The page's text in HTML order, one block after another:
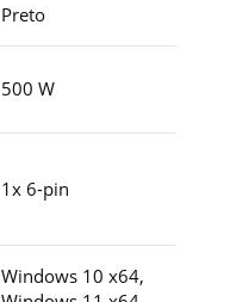
Preto
500 W
1x 6-pin
Windows 10 x64,